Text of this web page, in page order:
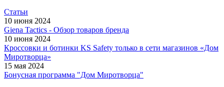
Статьи
10 июня 2024
Giena Tactics - Обзор товаров бренда
10 июня 2024
Кроссовки и ботинки KS Safety только в сети магазинов «Дом
Миротворца»
15 мая 2024
Бонусная программа "Дом Миротворца"